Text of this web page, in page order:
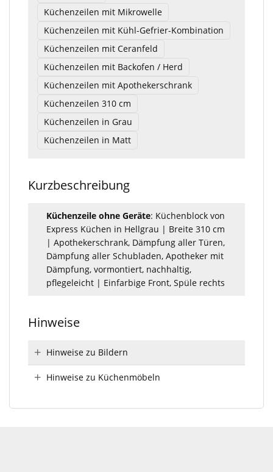
Küchenzeilen mit Mikrowelle
Küchenzeilen mit Kühl-Gefrier-Kombination
Küchenzeilen mit Ceranfeld
Küchenzeilen mit Backofen / Herd
Küchenzeilen mit Apothekerschrank
Küchenzeilen 310 cm
Küchenzeilen in Grau
Küchenzeilen in Matt
Kurzbeschreibung
Küchenzeile ohne Geräte: Küchenblock von
Express Küchen in Hellgrau | Breite 310 cm
| Apothekerschrank, Dämpfung aller Türen,
Dämpfung aller Schubladen, Apotheker mit
Dämpfung, vormontiert, nachhaltig,
pflegeleicht | Einfarbige Front, Spüle rechts
Hinweise
Hinweise zu Bildern
Hinweise zu Küchenmöbeln